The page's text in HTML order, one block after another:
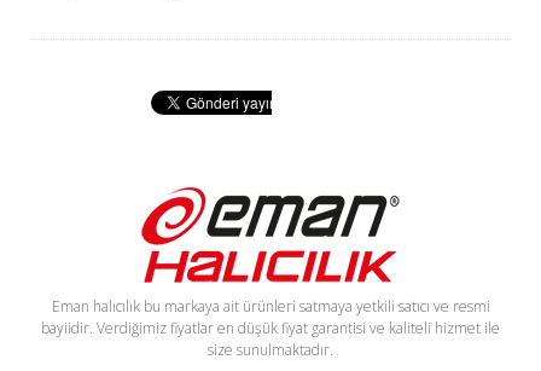
Eman halıcılık bu markaya ait ürünleri satmaya yetkili satıcı ve resmi
bayiidir. Verdiğimiz fiyatlar en düşük fiyat garantisi ve kaliteli hizmet ile
size sunulmaktadır.